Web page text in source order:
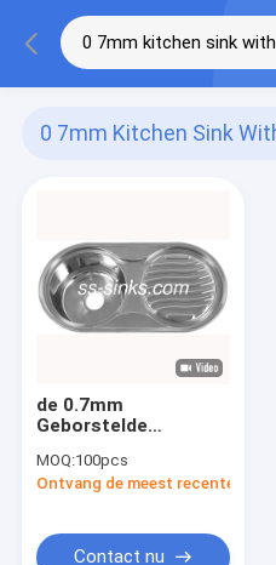
0 7mm Kitchen Sink
de 0.7mm
Geborstelde
Roestvrij
staalkeuken met
Tapkraangat
MOQ:100pcs
Ontvang de meest recente Prijs
Contact nu